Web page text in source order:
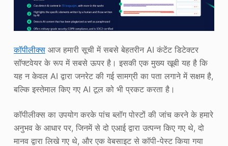
कॉपीलीक्सआज हमारी सूची में सबसे बेहतरीन AI कंटेंट डिटेक्टर
सॉफ्टवेयर के रूप में सबसे ऊपर है। इसकी एक मुख्य खूबी यह है कि
यह न केवल AI द्वारा जनरेट की गई सामग्री का पता लगाने में सक्षम है,
बल्कि इस्तेमाल किए गए AI टूल को भी प्रकट करता है।
कॉपीलीक्स का उपयोग करके पांच ब्लॉग पोस्टों की जांच करने के हमारे
अनुभव के आधार पर, जिनमें से दो एआई द्वारा उत्पन्न किए गए थे, दो
मानव द्वारा लिखे गए थे, और एक वेबसाइट से कॉपी-पेस्ट किया गया